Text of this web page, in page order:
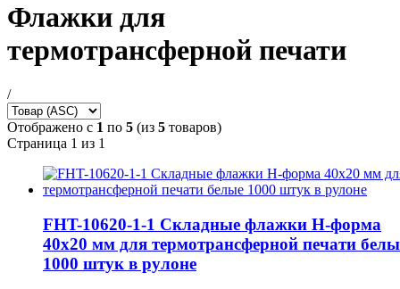
Флажки для
термотрансферной печати
/
Отображено с 1 по 5 (из 5 товаров)
Страница 1 из 1
FHT-10620-1-1 Складные флажки H-форма
40х20 мм для термотрансферной печати
1000 штук в рулоне